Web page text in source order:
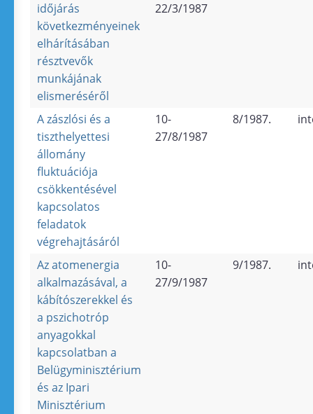
időjárás
következményeinek
elhárításában
résztvevők
munkájának
elismeréséről
22/3/1987
A zászlósi és a
tiszthelyettesi
állomány
fluktuációja
csökkentésével
kapcsolatos
feladatok
végrehajtásáról
10-
27/8/1987
8/1987.
Az atomenergia
alkalmazásával, a
kábítószerekkel és
a pszichotróp
anyagokkal
kapcsolatban a
Belügyminisztérium
és az Ipari
Minisztérium
10-
27/9/1987
9/1987.